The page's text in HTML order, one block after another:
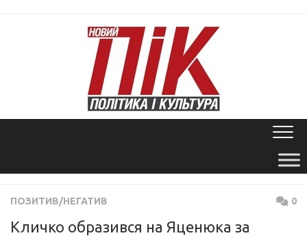
ПОЗИТИВ/НЕГАТИВ 0
Кличко образився на Яценюка за